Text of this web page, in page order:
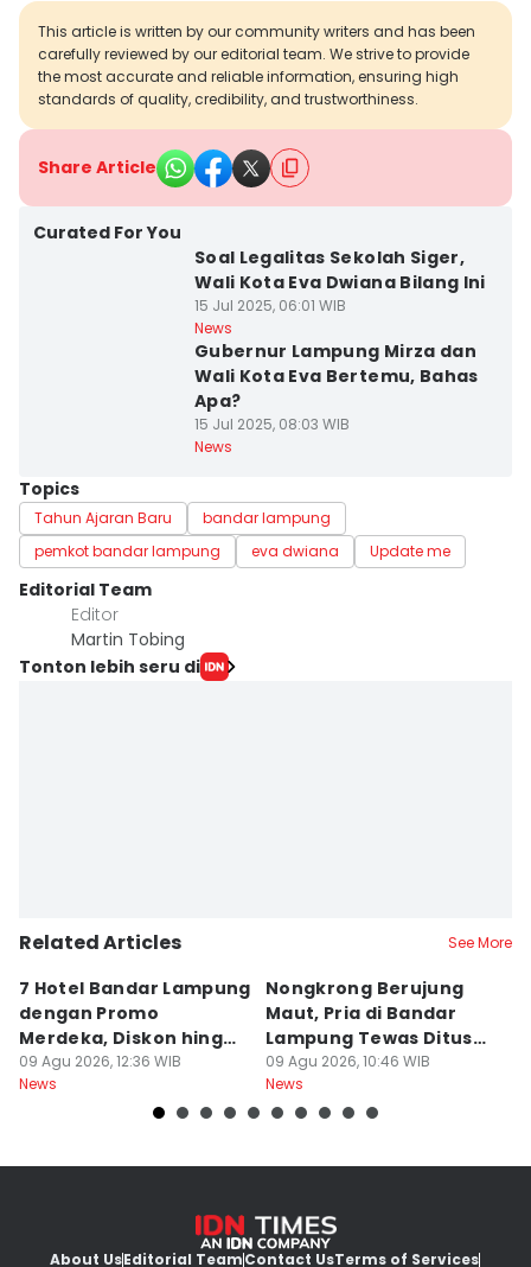
This article is written by our community writers and has been
carefully reviewed by our editorial team. We strive to provide
the most accurate and reliable information, ensuring high
standards of quality, credibility, and trustworthiness.
Share Article
Curated For You
Soal Legalitas Sekolah Siger,
Wali Kota Eva Dwiana Bilang Ini
15 Jul 2025, 06:01 WIB
News
Gubernur Lampung Mirza dan
Wali Kota Eva Bertemu, Bahas
Apa?
15 Jul 2025, 08:03 WIB
News
Topics
Tahun Ajaran Baru
bandar lampung
pemkot bandar lampung
eva dwiana Update me
Editorial Team
Editor
Martin Tobing
Tonton lebih seru di
Related Articles See More
7 Hotel Bandar Lampung
dengan Promo
Merdeka, Diskon hingga
50 Persen
09 Agu 2026, 12:36 WIB
News
Nongkrong Berujung
Maut, Pria di Bandar
Lampung Tewas Ditusuk
Teman
09 Agu 2026, 10:46 WIB
News
About UsEditorial TeamContact UsTerms of Services